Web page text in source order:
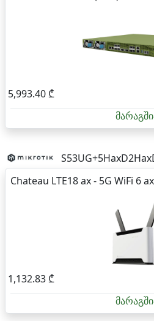
5,993.40 ₾
Chateau LTE18 ax - 5G WiFi 6
1,132.83 ₾